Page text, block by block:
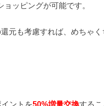
ッピングが可能です。
元も考慮すれば、めちゃく
ントを50%増量交換するこ